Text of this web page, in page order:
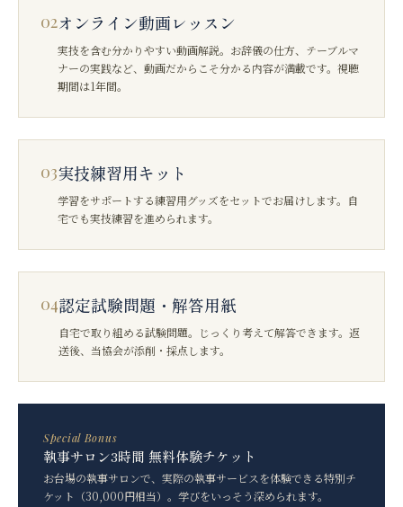
02オンライン動画レッスン
実技を含む分かりやすい動画解説。お辞儀の仕方、テーブルマ
ナーの実践など、動画だからこそ分かる内容が満載です。視聴
期間は1年間。
03実技練習用キット
学習をサポートする練習用グッズをセットでお届けします。自
宅でも実技練習を進められます。
04認定試験問題・解答用紙
自宅で取り組める試験問題。じっくり考えて解答できます。返
送後、当協会が添削・採点します。
Special Bonus
執事サロン3時間 無料体験チケット
お台場の執事サロンで、実際の執事サービスを体験できる特別チ
ケット（30,000円相当）。学びをいっそう深められます。